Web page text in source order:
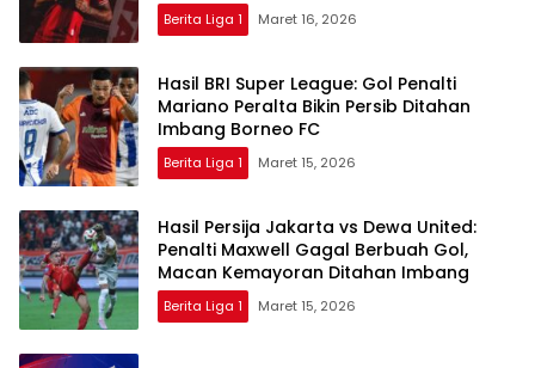
Berita Liga 1 Maret 16, 2026
Hasil BRI Super League: Gol Penalti
Mariano Peralta Bikin Persib Ditahan
Imbang Borneo FC
Berita Liga 1 Maret 15, 2026
Hasil Persija Jakarta vs Dewa United:
Penalti Maxwell Gagal Berbuah Gol,
Macan Kemayoran Ditahan Imbang
Berita Liga 1 Maret 15, 2026